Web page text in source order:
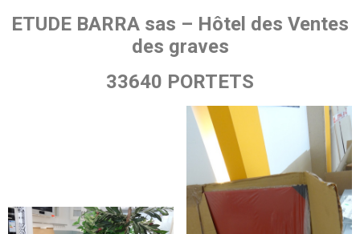
ETUDE BARRA sas – Hôtel des Ventes
des graves
33640 PORTETS